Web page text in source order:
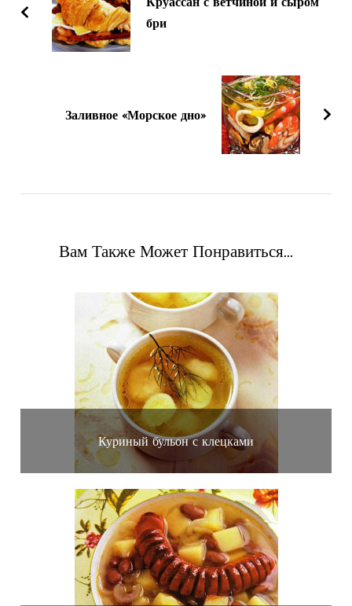
записям
бри
Заливное «Морское дно»
Вам Также Может Понравиться...
Куриный бульон с клецками